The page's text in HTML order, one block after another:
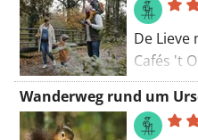
die
De Lieve
Cafés 't
Wanderweg rund um